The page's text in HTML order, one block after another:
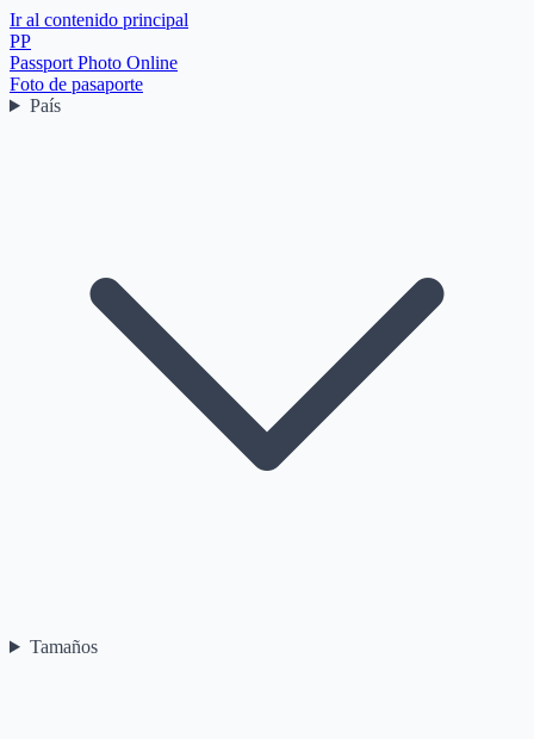
Ir al contenido principal
PP
Passport Photo Online
Foto de pasaporte
País
Tamaños